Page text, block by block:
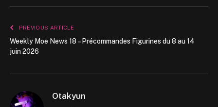
PREVIOUS ARTICLE
Weekly Moe News 18 – Précommandes Figurines du 8 au 14
juin 2026
Otakyun